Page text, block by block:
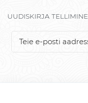
UUDISKIRJA TELLIMINE